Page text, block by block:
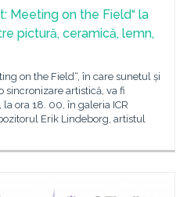
Meeting on the Field“ la
pictură, ceramică, lemn,
on the Field“, în care sunetul și
sincronizare artistică, va fi
ora 18. 00, în galeria ICR
Erik Lindeborg, artistul